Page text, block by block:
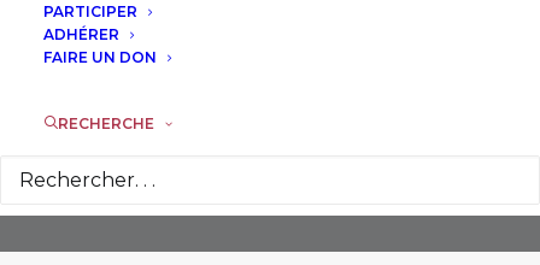
PARTICIPER
ADHÉRER
FAIRE UN DON
RECHERCHE